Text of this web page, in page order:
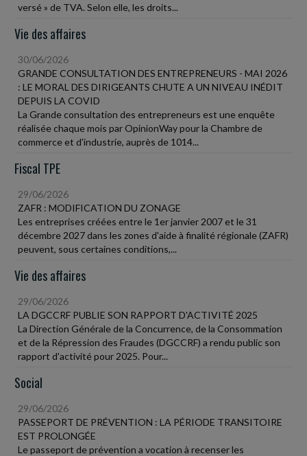
versé » de TVA. Selon elle, les droits...
Vie des affaires
30/06/2026
GRANDE CONSULTATION DES ENTREPRENEURS - MAI 2026
: LE MORAL DES DIRIGEANTS CHUTE A UN NIVEAU INÉDIT
DEPUIS LA COVID
La Grande consultation des entrepreneurs est une enquête
réalisée chaque mois par OpinionWay pour la Chambre de
commerce et d'industrie, auprès de 1014...
Fiscal TPE
29/06/2026
ZAFR : MODIFICATION DU ZONAGE
Les entreprises créées entre le 1er janvier 2007 et le 31
décembre 2027 dans les zones d'aide à finalité régionale (ZAFR)
peuvent, sous certaines conditions,...
Vie des affaires
29/06/2026
LA DGCCRF PUBLIE SON RAPPORT D'ACTIVITÉ 2025
La Direction Générale de la Concurrence, de la Consommation
et de la Répression des Fraudes (DGCCRF) a rendu public son
rapport d'activité pour 2025. Pour...
Social
29/06/2026
PASSEPORT DE PRÉVENTION : LA PÉRIODE TRANSITOIRE
EST PROLONGÉE
Le passeport de prévention a vocation à recenser les